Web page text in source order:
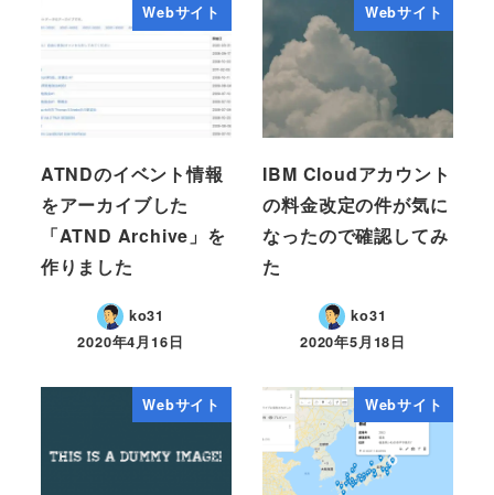
Webサイト
ATNDのイベント情報
をアーカイブした
「ATND Archive」を
作りました
ko31
2020年4月16日
Webサイト
IBM Cloudアカウント
の料金改定の件が気に
なったので確認してみ
た
ko31
2020年5月18日
Webサイト Webサイト